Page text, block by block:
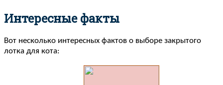
Интересные факты
Вот несколько интересных фактов о выборе закрытого
лотка для кота: